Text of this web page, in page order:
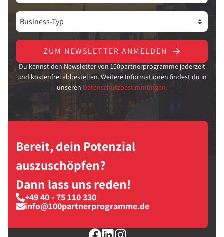
ZUM NEWSLETTER ANMELDEN
Du kannst den Newsletter von 100partnerprogramme jederzeit
und kostenfrei abbestellen. Weitere Informationen findest du in
unseren Datenschutzbestimmungen.
Bereit, dein Potenzial
auszuschöpfen?
Dann lass uns reden!
+49 40 - 75 110 330
info@100partnerprogramme.de